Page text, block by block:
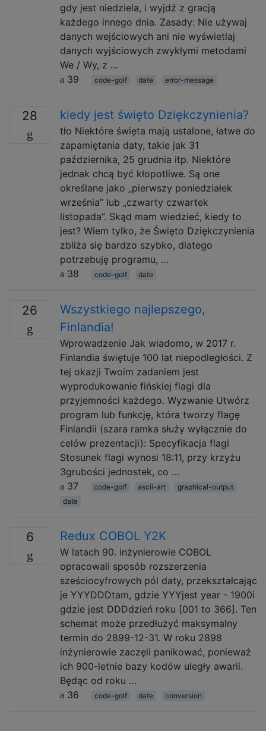
gdy jest niedziela, i wyjdź z gracją
każdego innego dnia. Zasady: Nie używaj
danych wejściowych ani nie wyświetlaj
danych wyjściowych zwykłymi metodami
We / Wy, z …
39
code-golf date error-message
28 kiedy jest święto Dziękczynienia?
tło Niektóre święta mają ustalone, łatwe do
zapamiętania daty, takie jak 31
października, 25 grudnia itp. Niektóre
jednak chcą być kłopotliwe. Są one
określane jako „pierwszy poniedziałek
września” lub „czwarty czwartek
listopada”. Skąd mam wiedzieć, kiedy to
jest? Wiem tylko, że Święto Dziękczynienia
zbliża się bardzo szybko, dlatego
potrzebuję programu, …
38
code-golf date
26
Wszystkiego najlepszego,
Finlandia!
Wprowadzenie Jak wiadomo, w 2017 r.
Finlandia świętuje 100 lat niepodległości. Z
tej okazji Twoim zadaniem jest
wyprodukowanie fińskiej flagi dla
przyjemności każdego. Wyzwanie Utwórz
program lub funkcję, która tworzy flagę
Finlandii (szara ramka służy wyłącznie do
celów prezentacji): Specyfikacja flagi
Stosunek flagi wynosi 18:11, przy krzyżu
3grubości jednostek, co …
37
code-golf ascii-art
graphical-output
date
6 Redux COBOL Y2K
W latach 90. inżynierowie COBOL
opracowali sposób rozszerzenia
sześciocyfrowych pól daty, przekształcając
je YYYDDDtam, gdzie YYYjest year - 1900i
gdzie jest DDDdzień roku [001 to 366]. Ten
schemat może przedłużyć maksymalny
termin do 2899-12-31. W roku 2898
inżynierowie zaczęli panikować, ponieważ
ich 900-letnie bazy kodów uległy awarii.
Będąc od roku …
36
code-golf date conversion